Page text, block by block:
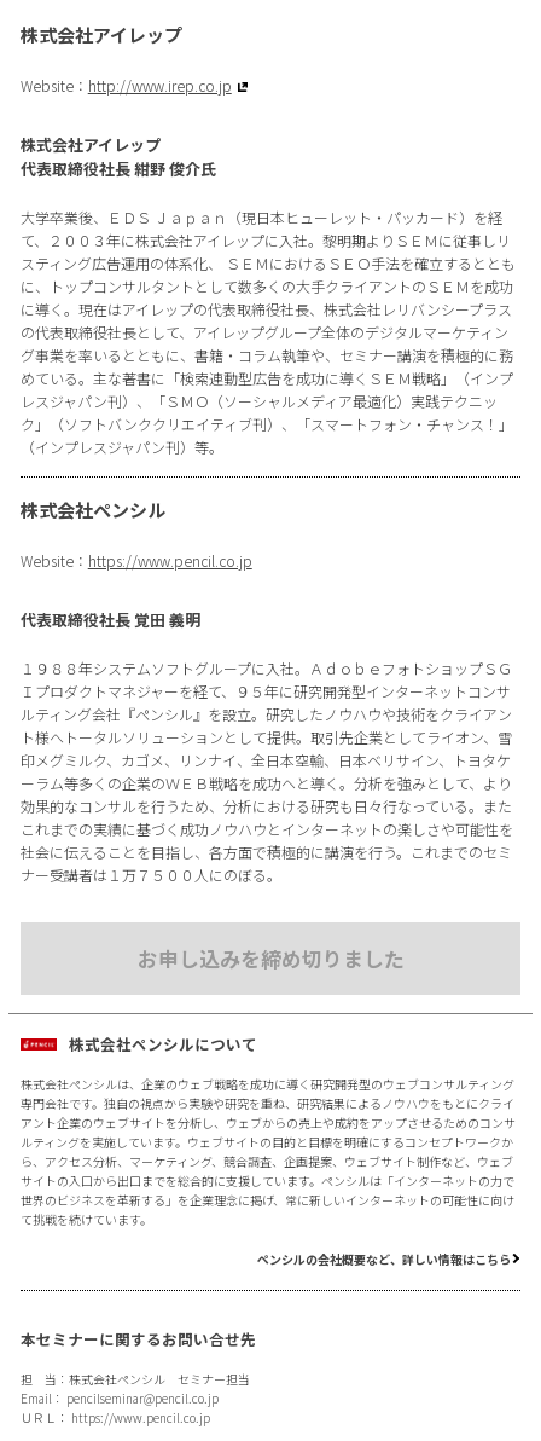
株式会社アイレップ
Website： http://www.irep.co.jp
株式会社アイレップ
代表取締役社長 紺野 俊介氏
大学卒業後、ＥＤＳ Ｊａｐａｎ（現日本ヒューレット・パッカード）を経
て、２００３年に株式会社アイレップに入社。黎明期よりＳＥＭに従事しリ
スティング広告運用の体系化、 ＳＥＭにおけるＳＥＯ手法を確立するととも
に、トップコンサルタントとして数多くの大手クライアントのＳＥＭを成功
に導く。現在はアイレップの代表取締役社長、株式会社レリバンシープラス
の代表取締役社長として、アイレップグループ全体のデジタルマーケティン
グ事業を率いるとともに、書籍・コラム執筆や、セミナー講演を積極的に務
めている。主な著書に「検索連動型広告を成功に導くＳＥＭ戦略」（インプ
レスジャパン刊）、「ＳＭＯ（ソーシャルメディア最適化）実践テクニッ
ク」（ソフトバンククリエイティブ刊）、「スマートフォン・チャンス！」
（インプレスジャパン刊）等。
株式会社ペンシル
Website： https://www.pencil.co.jp
代表取締役社長 覚田 義明
１９８８年システムソフトグループに入社。ＡｄｏｂｅフォトショップＳＧ
Ｉプロダクトマネジャーを経て、９５年に研究開発型インターネットコンサ
ルティング会社『ペンシル』を設立。研究したノウハウや技術をクライアン
ト様へトータルソリューションとして提供。取引先企業としてライオン、雪
印メグミルク、カゴメ、リンナイ、全日本空輸、日本ベリサイン、トヨタケ
ーラム等多くの企業のＷＥＢ戦略を成功ヘと導く。分析を強みとして、より
効果的なコンサルを行うため、分析における研究も日々行なっている。また
これまでの実績に基づく成功ノウハウとインターネットの楽しさや可能性を
社会に伝えることを目指し、各方面で積極的に講演を行う。これまでのセミ
ナー受講者は１万７５００人にのぼる。
お申し込みを締め切りました
株式会社ペンシルについて
株式会社ペンシルは、企業のウェブ戦略を成功に導く研究開発型のウェブコンサルティング
専門会社です。独自の視点から実験や研究を重ね、研究結果によるノウハウをもとにクライ
アント企業のウェブサイトを分析し、ウェブからの売上や成約をアップさせるためのコンサ
ルティングを実施しています。ウェブサイトの目的と目標を明確にするコンセプトワークか
ら、アクセス分析、マーケティング、競合調査、企画提案、ウェブサイト制作など、ウェブ
サイトの入口から出口までを総合的に支援しています。ペンシルは「インターネットの力で
世界のビジネスを革新する」を企業理念に掲げ、常に新しいインターネットの可能性に向け
て挑戦を続けています。
ペンシルの会社概要など、詳しい情報はこちら
本セミナーに関するお問い合せ先
担 当：株式会社ペンシル セミナー担当
Email： pencilseminar@pencil.co.jp
ＵＲＬ： https://www.pencil.co.jp